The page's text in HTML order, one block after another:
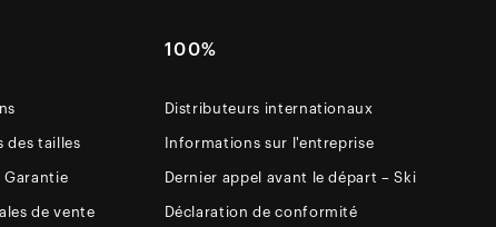
des tailles
Garantie
de vente
100%
Distributeurs internationaux
Informations sur l'entreprise
Dernier appel avant le départ – Ski
Déclaration de conformité